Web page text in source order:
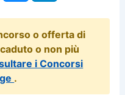
o offerta di
o non più
i Concorsi
.